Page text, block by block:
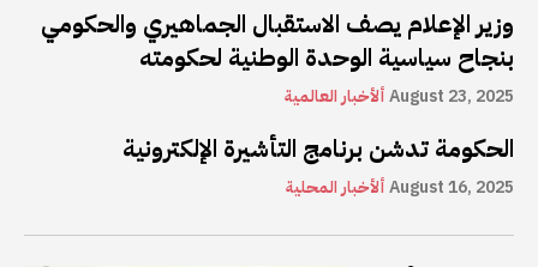
وزير الإعلام يصف الاستقبال الجماهيري والحكومي
بنجاح سياسية الوحدة الوطنية لحكومته
ألأخبار العالميةAugust 23, 2025
الحكومة تدشن برنامج التأشيرة الإلكترونية
ألأخبار المحليةAugust 16, 2025